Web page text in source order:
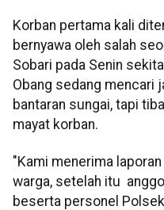
Korban pertama kali
bernyawa oleh salah
Sobari pada Senin
Obang sedang mencari
bantaran sungai, tapi
mayat korban.
"Kami menerima
warga, setelah itu
beserta personel